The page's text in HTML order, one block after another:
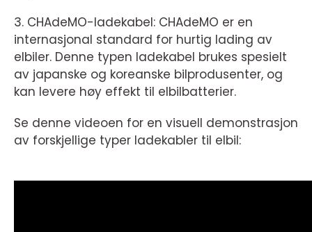
3. CHAdeMO-ladekabel: CHAdeMO er en
internasjonal standard for hurtig lading av
elbiler. Denne typen ladekabel brukes spesielt
av japanske og koreanske bilprodusenter, og
kan levere høy effekt til elbilbatterier.
Se denne videoen for en visuell demonstrasjon
av forskjellige typer ladekabler til elbil: